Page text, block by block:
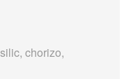
chorizo,